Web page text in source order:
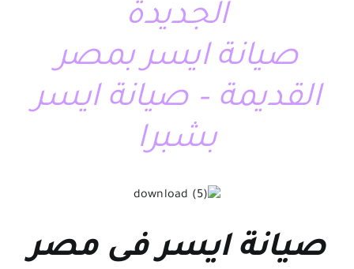
الجديدة
صيانة ايسر بمصر
القديمة – صيانة ايسر
بشبرا
صيانة ايسر فى مصر